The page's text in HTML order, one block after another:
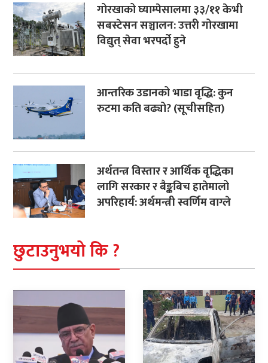
गोरखाको घ्याम्पेसालमा ३३/११ केभी
सबस्टेसन सञ्चालन: उत्तरी गोरखामा
विद्युत् सेवा भरपर्दो हुने
आन्तरिक उडानको भाडा वृद्धि: कुन
रुटमा कति बढ्यो? (सूचीसहित)
अर्थतन्त्र विस्तार र आर्थिक वृद्धिका
लागि सरकार र बैङ्कबिच हातेमालो
अपरिहार्य: अर्थमन्त्री स्वर्णिम वाग्ले
छुटाउनुभयो कि ?